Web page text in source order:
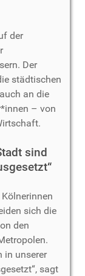
der
Der
städtischen
an die
– von
sind
sich die
den
in unserer
sagt